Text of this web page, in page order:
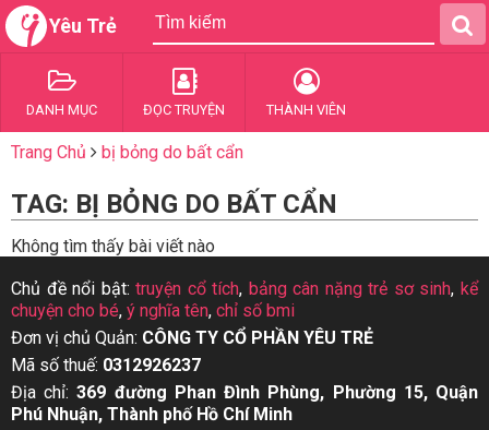
Yêu Trẻ
DANH MỤC ĐỌC TRUYỆN THÀNH VIÊN
Trang Chủ bị bỏng do bất cẩn
TAG: BỊ BỎNG DO BẤT CẨN
Không tìm thấy bài viết nào
Chủ đề nổi bật:truyện cổ tích, bảng cân nặng trẻ sơ sinh,kể
chuyện cho bé, ý nghĩa tên, chỉ số bmi
Đơn vị chủ Quản: CÔNG TY CỔ PHẦN YÊU TRẺ
Mã số thuế: 0312926237
Địa chỉ:369 đường Phan Đình Phùng, Phường 15, Quận
Phú Nhuận, Thành phố Hồ Chí Minh